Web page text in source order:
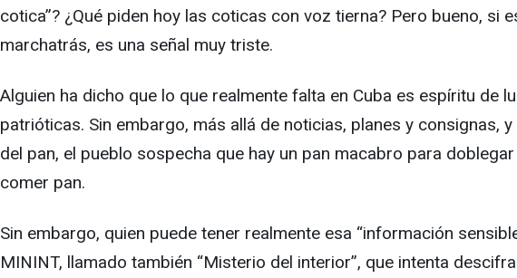
cotica”? ¿Qué piden hoy las coticas con voz tierna? Pero bueno, si
marchatrás, es una señal muy triste.
Alguien ha dicho que lo que realmente falta en Cuba es espíritu
patrióticas. Sin embargo, más allá de noticias, planes y consignas,
del pan, el pueblo sospecha que hay un pan macabro para
comer pan.
Sin embargo, quien puede tener realmente esa “información
MININT, llamado también “Misterio del interior”, que intenta